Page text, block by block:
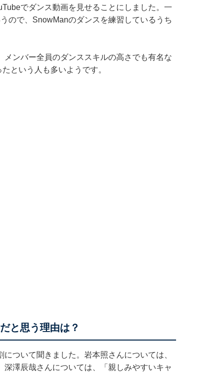
でダンス動画を見せることにしました。一
ので、SnowManのダンスを練習しているうち
ンバー全員のダンススキルの高さでも有名な
という人も多いようです。
と思う理由は？
ついて聞きました。岩本照さんについては、
深澤辰哉さんについては、「親しみやすいキャ